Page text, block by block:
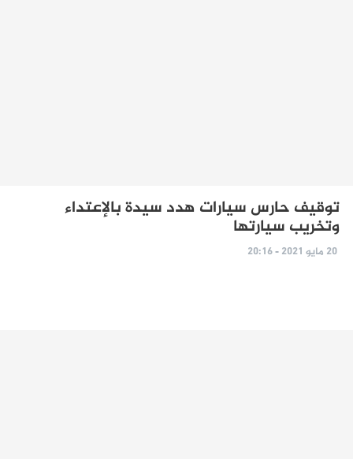
توقيف حارس سيارات هدد سيدة بالإعتداء
وتخريب سيارتها
20 مايو 2021 - 20:16